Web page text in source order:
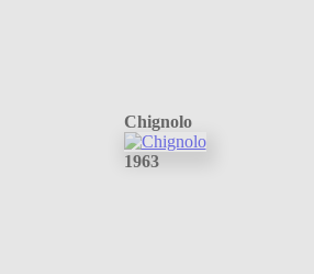
Chignolo
1963